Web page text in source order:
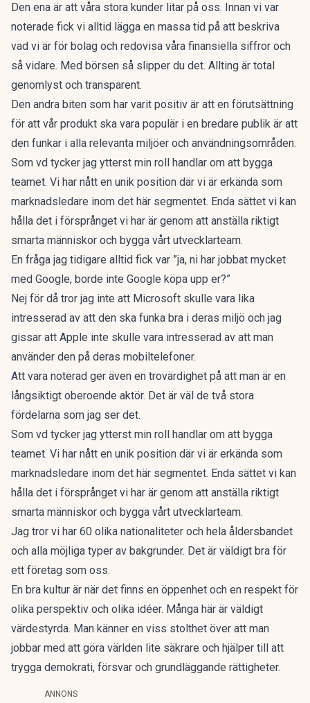
Den ena är att våra stora kunder litar på oss. Innan vi var
noterade fick vi alltid lägga en massa tid på att beskriva
vad vi är för bolag och redovisa våra finansiella siffror och
så vidare. Med börsen så slipper du det. Allting är total
genomlyst och transparent.
Den andra biten som har varit positiv är att en förutsättning
för att vår produkt ska vara populär i en bredare publik är att
den funkar i alla relevanta miljöer och användningsområden.
Som vd tycker jag ytterst min roll handlar om att bygga
teamet. Vi har nått en unik position där vi är erkända som
marknadsledare inom det här segmentet. Enda sättet vi kan
hålla det i försprånget vi har är genom att anställa riktigt
smarta människor och bygga vårt utvecklarteam.
En fråga jag tidigare alltid fick var ”ja, ni har jobbat mycket
med Google, borde inte Google köpa upp er?”
Nej för då tror jag inte att Microsoft skulle vara lika
intresserad av att den ska funka bra i deras miljö och jag
gissar att Apple inte skulle vara intresserad av att man
använder den på deras mobiltelefoner.
Att vara noterad ger även en trovärdighet på att man är en
långsiktigt oberoende aktör. Det är väl de två stora
fördelarna som jag ser det.
Som vd tycker jag ytterst min roll handlar om att bygga
teamet. Vi har nått en unik position där vi är erkända som
marknadsledare inom det här segmentet. Enda sättet vi kan
hålla det i försprånget vi har är genom att anställa riktigt
smarta människor och bygga vårt utvecklarteam.
Jag tror vi har 60 olika nationaliteter och hela åldersbandet
och alla möjliga typer av bakgrunder. Det är väldigt bra för
ett företag som oss.
En bra kultur är när det finns en öppenhet och en respekt för
olika perspektiv och olika idéer. Många här är väldigt
värdestyrda. Man känner en viss stolthet över att man
jobbar med att göra världen lite säkrare och hjälper till att
trygga demokrati, försvar och grundläggande rättigheter.
ANNONS